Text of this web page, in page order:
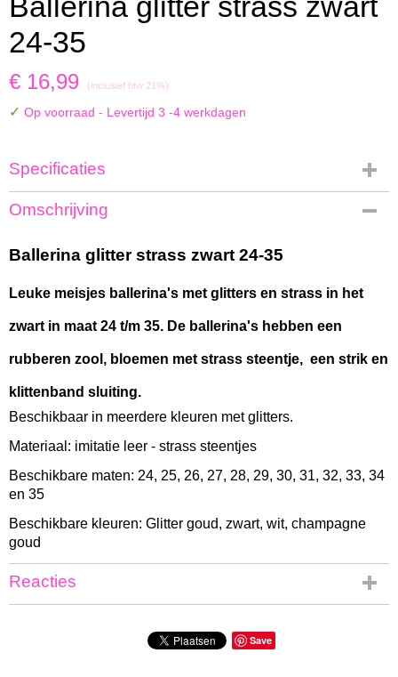
24-35
€ 16,99 (inclusief btw 21%)
✓ Op voorraad - Levertijd 3 -4 werkdagen
Specificaties
Productcode
SW-269-zwart-7767
1,50 Kg
Omschrijving
Ballerina glitter strass zwart 24-35
Leuke meisjes ballerina's met glitters en strass in het
zwart in maat 24 t/m 35. De ballerina's hebben een
rubberen zool, bloemen met strass steentje, een strik en
klittenband sluiting.
Beschikbaar in meerdere kleuren met glitters.
Materiaal: imitatie leer - strass steentjes
Beschikbare maten: 24, 25, 26, 27, 28, 29, 30, 31, 32, 33, 34
en 35
Beschikbare kleuren: Glitter goud, zwart, wit, champagne
goud
Reacties
Save